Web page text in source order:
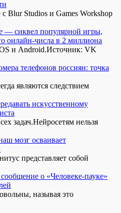
Blur Studios и Games Workshop
— сиквел популярной игры,
онлайн-числа в 2 миллиона
и Android.Источник: VK
телефонов россиян: точка
являются следствием
искусственному
задач.Нейросетям нельзя
мозг осваивает
представляет собой
о «Человеке-пауке»
называя это